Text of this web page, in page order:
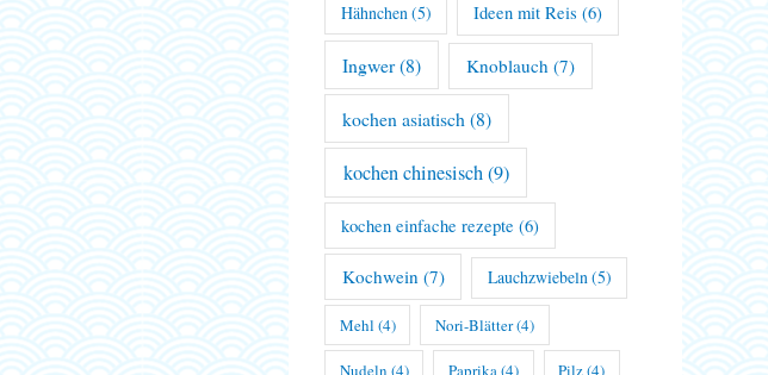
Hähnchen(5) Ideen mit Reis (6)
Ingwer(8) Knoblauch (7)
kochen asiatisch (8)
kochen chinesisch(9)
kochen einfache rezepte (6)
Kochwein(7) Lauchzwiebeln(5)
Mehl (4) Nori-Blätter(4)
Nudeln (4) Paprika (4) Pilz(4)